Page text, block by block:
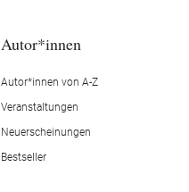
Autor*innen
Autor*innen von A-Z
Veranstaltungen
Neuerscheinungen
Bestseller